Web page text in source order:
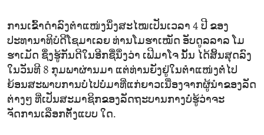
ການເຂົ້າດຳລົງຕຳແໜ່ງນຶ່ງສະໄໝເປັນເວລາ 4 ປີ ຂອງ
ປະທານາທິບໍດີໂຊມາເລຍ ທ່ານໂມຮາເໝັດ ອັບດູລລາລ ໂມ
ຮາເມັດ ຊຶ່ງຮູ້ກັນດີໃນອີກຊື່ນຶ່ງວ່າ ເຟີມາໂຈ ນັ້ນ ໄດ້ສິ້ນສຸດລົງ
ໃນວັນທີ 8 ກຸມພາຜ່ານມາ ແຕ່ທ່ານຍັງຢູ່ໃນຕຳແໜ່ງຕໍ່ໄປ
ຍ້ອນສະພາບການບໍ່ໄປບໍ່ມາທີ່ແກ່ຍາວເນື່ອງຈາກຜູ້ນຳຂອງລັດ
ຕ່າງໆ ທີ່ເປັນສະມາຊິກຂອງລັດຖະບານກາງບໍ່ຮູ້ວ່າຈະ
ຈັດການເລືອກຕັ້ງແບບ ໃດ.